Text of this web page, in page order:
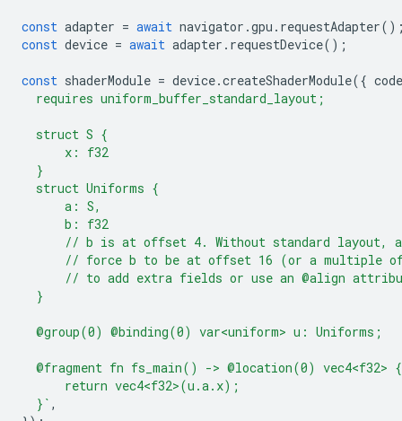
const adapter = await navigator .gpu . requestAdapter
const device = await adapter . requestDevice();
const shaderModule = device.createShaderModule({ code
  requires uniform_buffer_standard_layout;
  struct S {
      x: f32
  }
  struct Uniforms {
      a: S,
      b: f32
// b is at offset 4. Without standard layout,
// force b to be at offset 16 (or a multiple
// to add extra fields or use an @align
  }
  @group(0) @binding(0) var<uniform> u: Uniforms;
  @fragment fn fs_main() -> @location(0) vec4<f32> {
      return vec4<f32>(u.a.x);
  }`
,